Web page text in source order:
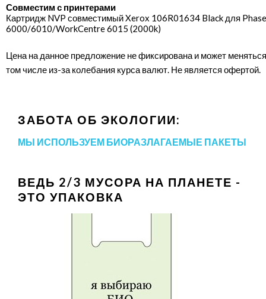
Совместим с принтерами
Картридж NVP совместимый Xerox 106R01634 Black для
6000/​6010/​WorkCentre 6015 (2000k)
Цена на данное предложение не фиксирована и может
том числе из-за колебания курса валют. Не является офертой.
ЗАБОТА ОБ ЭКОЛОГИИ:
МЫ ИСПОЛЬЗУЕМ БИОРАЗЛАГАЕМЫЕ ПАКЕТЫ
ВЕДЬ 2/3 МУСОРА НА ПЛАНЕТЕ -
ЭТО УПАКОВКА